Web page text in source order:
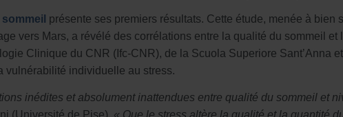
sommeil présente ses premiers résultats. Cette étude, menée à bien
vers Mars, a révélé des corrélations entre la qualité du sommeil et
Clinique du CNR (Ifc-CNR), de la Scuola Superiore Sant’Anna
vulnérabilité individuelle au stress.
inédites et absolument inattendues entre qualité du sommeil et
(Université de Pise). « Que le stress altère la qualité et la quantité